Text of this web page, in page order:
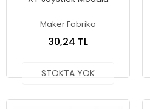
Maker Fabrika
30,24 TL
STOKTA YOK